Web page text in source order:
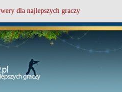
dla najlepszych graczy